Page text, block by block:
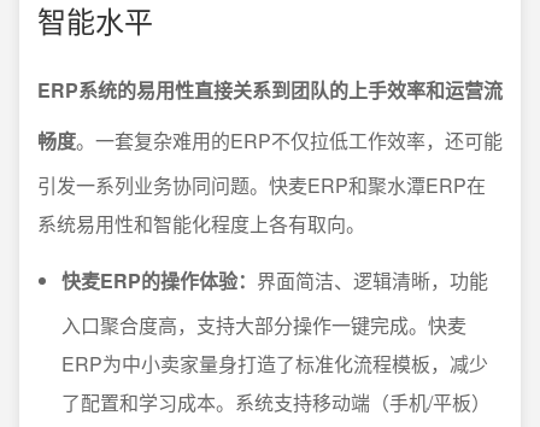
智能水平
ERP系统的易用性直接关系到团队的上手效率和运营流
畅度。一套复杂难用的ERP不仅拉低工作效率，还可能
引发一系列业务协同问题。快麦ERP和聚水潭ERP在
系统易用性和智能化程度上各有取向。
快麦ERP的操作体验： 界面简洁、逻辑清晰，功能
入口聚合度高，支持大部分操作一键完成。快麦
ERP为中小卖家量身打造了标准化流程模板，减少
了配置和学习成本。系统支持移动端（手机/平板）